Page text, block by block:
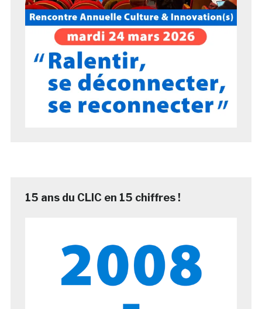
15 ans du CLIC en 15 chiffres !